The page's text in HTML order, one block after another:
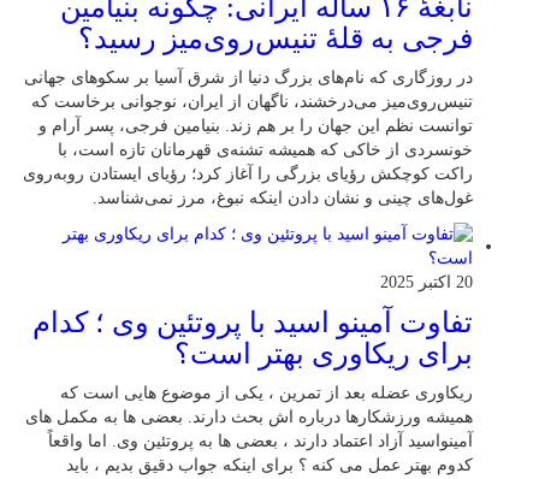
نابغهٔ ۱۶ ساله ایرانی: چگونه بنیامین
فرجی به قلهٔ تنیس‌روی‌میز رسید؟
در روزگاری که نام‌های بزرگ دنیا از شرق آسیا بر سکوهای جهانی
تنیس‌روی‌میز می‌درخشند، ناگهان از ایران، نوجوانی برخاست که
توانست نظم این جهان را بر هم زند. بنیامین فرجی، پسر آرام و
خونسردی از خاکی که همیشه تشنه‌ی قهرمانان تازه است، با
راکت کوچکش رؤیای بزرگی را آغاز کرد؛ رؤیای ایستادن روبه‌روی
غول‌های چینی و نشان دادن اینکه نبوغ، مرز نمی‌شناسد.
20 اکتبر 2025
تفاوت آمینو اسید با پروتئین وی ؛ کدام
برای ریکاوری بهتر است؟
ریکاوری عضله بعد از تمرین ، یکی از موضوع‌ هایی‌ است که
همیشه ورزشکارها درباره‌ اش بحث دارند. بعضی‌ ها به مکمل‌ های
آمینواسید آزاد اعتماد دارند ، بعضی‌ ها به پروتئین وی. اما واقعاً
کدوم بهتر عمل می‌ کنه ؟ برای اینکه جواب دقیق بدیم ، باید